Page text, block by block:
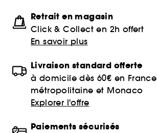
Retrait en magasin
Click & Collect en 2h offert
En savoir plus
Livraison standard offerte
à domicile dès 60€ en France
métropolitaine et Monaco
Explorer l'offre
Paiements sécurisés